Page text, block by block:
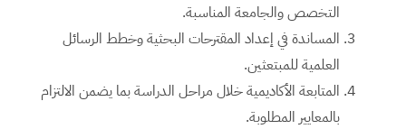
التخصص والجامعة المناسبة.
المساندة في إعداد المقترحات البحثية وخطط الرسائل
العلمية للمبتعثين.
المتابعة الأكاديمية خلال مراحل الدراسة بما يضمن الالتزام
بالمعايير المطلوبة.